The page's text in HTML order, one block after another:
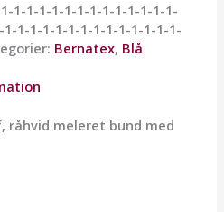
1-1-1-1-1-1-1-1-1-1-1-1-1-
1-1-1-1-1-1-1-1-1-1-1-1-1-
Bernatex, Blå
råhvid meleret bund med